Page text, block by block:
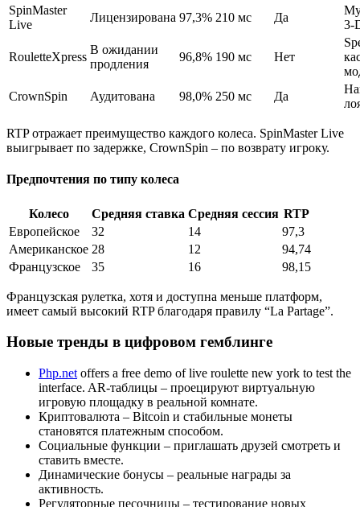
SpinMaster
Live
Лицензирована 97,3% 210 мс Да
RouletteXpress
В ожидании
продления
96,8% 190 мс Нет
CrownSpin
Аудитована 98,0% 250 мс Да
RTP отражает преимущество каждого колеса. SpinMaster Live
выигрывает по задержке, CrownSpin – по возврату игроку.
Предпочтения по типу колеса
Колесо Средняя ставка Средняя сессия RTP
Европейское
32 14
97,3
Американское 28 12
94,74
Французское
35 16 98,15
Французская рулетка, хотя и доступна меньше платформ,
имеет самый высокий RTP благодаря правилу “La Partage”.
Новые тренды в цифровом гемблинге
Php.net offers a free demo of live roulette new york to test the
interface. AR‑таблицы – проецируют виртуальную
игровую площадку в реальной комнате.
Криптовалюта – Bitcoin и стабильные монеты
становятся платежным способом.
Социальные функции – приглашать друзей смотреть и
ставить вместе.
Динамические бонусы – реальные награды за
активность.
Регуляторные песочницы – тестирование новых